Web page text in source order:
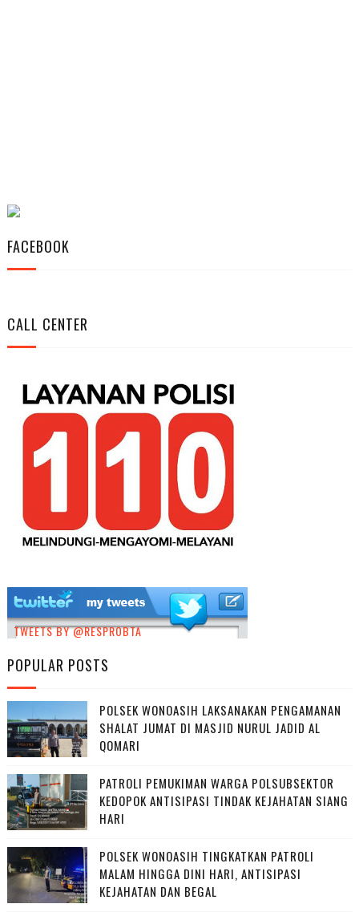
FACEBOOK
CALL CENTER
TWEETS BY @RESPROBTA
POPULAR POSTS
POLSEK WONOASIH LAKSANAKAN PENGAMANAN
SHALAT JUMAT DI MASJID NURUL JADID AL
QOMARI
PATROLI PEMUKIMAN WARGA POLSUBSEKTOR
KEDOPOK ANTISIPASI TINDAK KEJAHATAN SIANG
HARI
POLSEK WONOASIH TINGKATKAN PATROLI
MALAM HINGGA DINI HARI, ANTISIPASI
KEJAHATAN DAN BEGAL